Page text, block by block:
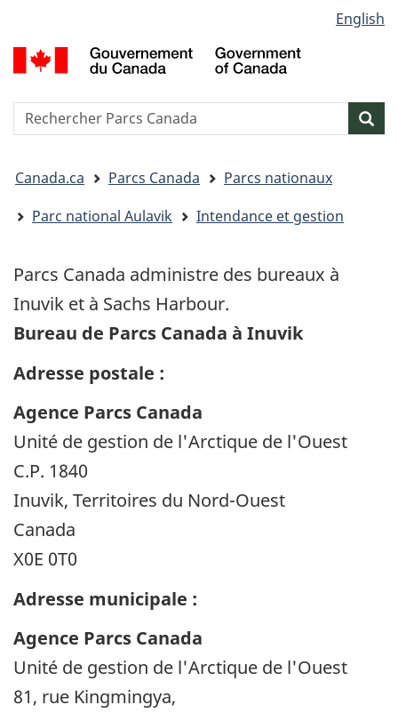
au
contenu
« Au
du
la
HTML
de
la
langue
English
Reserche
êtes
ici&nbsp;:
Canada.ca Parcs Canada
Parcs nationaux
Parc national Aulavik
Intendance et gestion
Parcs Canada administre des bureaux à
Inuvik et à Sachs Harbour.
Bureau de Parcs Canada à Inuvik
Adresse postale :
Agence Parcs Canada
Unité de gestion de l'Arctique de l'Ouest
C.P. 1840
Inuvik, Territoires du Nord-Ouest
Canada
X0E 0T0
Adresse municipale :
Agence Parcs Canada
Unité de gestion de l'Arctique de l'Ouest
81, rue Kingmingya,